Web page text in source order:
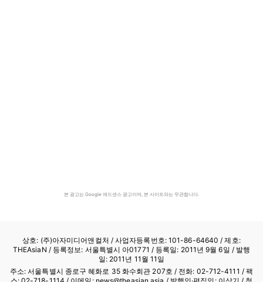
본 광고는 Google 애드센스 광고이며, 본 사이트와는 무관합니다.
상호: (주)아자미디어앤컬처 /사업자등록번호: 101-86-64640 / 제호:
THEAsiaN / 등록정보: 서울특별시 아01771 / 등록일: 2011년 9월 6일 / 발행
일: 2011년 11월 11일
주소: 서울특별시 종로구 혜화로 35 화수회관 207호 / 전화: 02-712-4111 / 팩